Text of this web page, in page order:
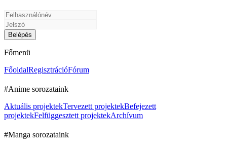
Főmenü
FőoldalRegisztrációFórum
#Anime sorozataink
Aktuális projektekTervezett projektekBefejezett
projektekFelfüggesztett projektekArchívum
#Manga sorozataink